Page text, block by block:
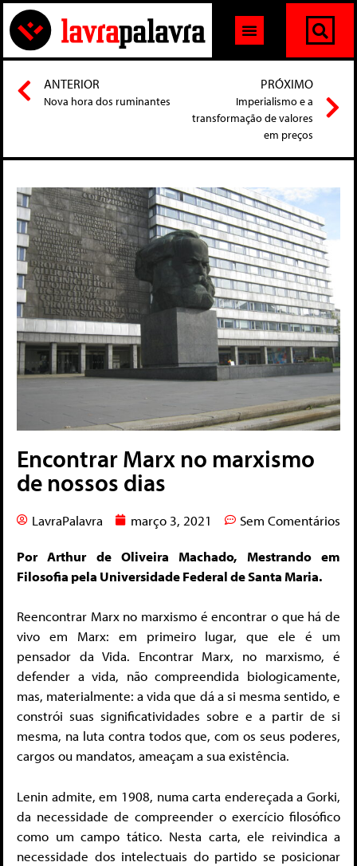
ANTERIOR
Nova hora dos ruminantes
PRÓXIMO
Imperialismo e a
transformação de valores
em preços
Encontrar Marx no marxismo
de nossos dias
LavraPalavra março 3, 2021 Sem Comentários
Por Arthur de Oliveira Machado, Mestrando em
Filosofia pela Universidade Federal de Santa Maria.
Reencontrar Marx no marxismo é encontrar o que há de
vivo em Marx: em primeiro lugar, que ele é um
pensador da Vida. Encontrar Marx, no marxismo, é
defender a vida, não compreendida biologicamente,
mas, materialmente: a vida que dá a si mesma sentido, e
constrói suas significatividades sobre e a partir de si
mesma, na luta contra todos que, com os seus poderes,
cargos ou mandatos, ameaçam a sua existência.
Lenin admite, em 1908, numa carta endereçada a Gorki,
da necessidade de compreender o exercício filosófico
como um campo tático. Nesta carta, ele reivindica a
necessidade dos intelectuais do partido se posicionar